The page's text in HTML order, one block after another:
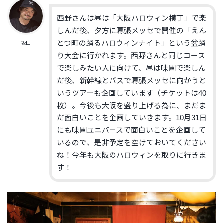
坂口
西野さんは昼は「大阪ハロウィン横丁」で楽
しんだ後、 夕方に幕張メッセで開催の「えん
とつ町の踊るハロウィンナイト」
という盆踊
り大会に行かれます。 西野さんと同じコース
で楽しみたい人に向けて、 昼は味園で楽しん
だ後、 新幹線とバスで幕張メッセに向かうと
いうツアーも企画しています（チケットは40
枚）。今後も大阪を盛り上げる為に、
まだま
だ面白いことを企画していきます。 10月31日
にも味園ユニバースで面白いことを企画して
いるので、是非予定を空けておいてください
ね！ 今年も大阪のハロウィンを取りに行きま
す！